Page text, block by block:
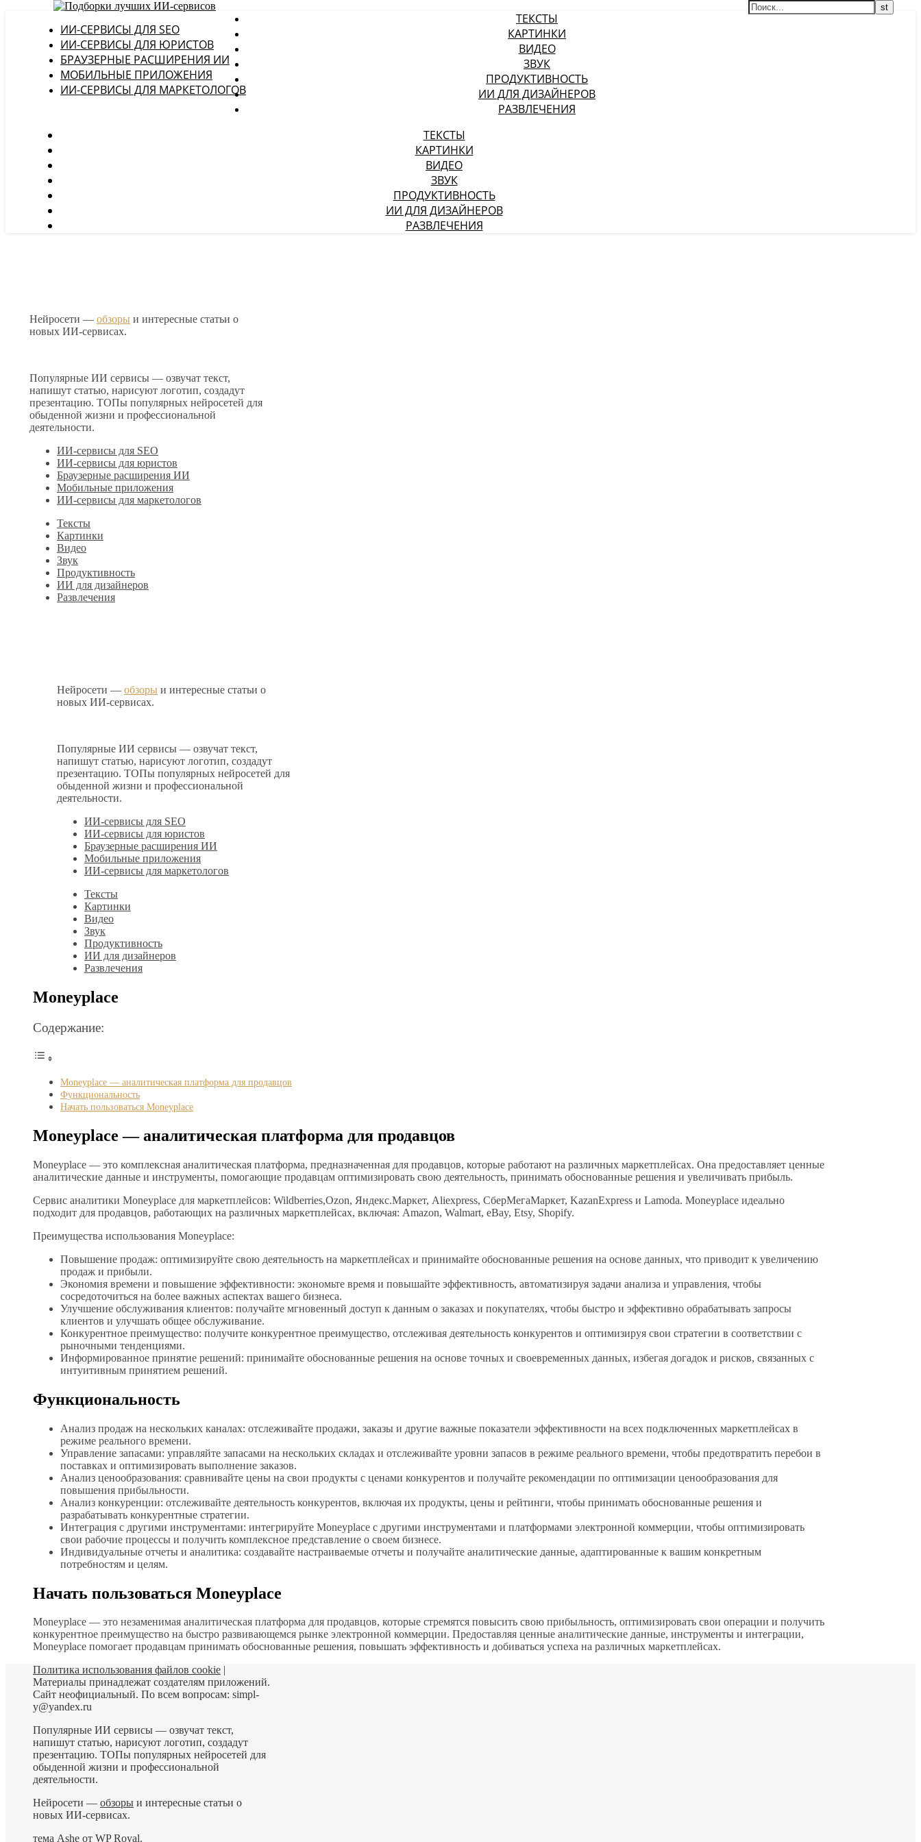
ИИ-СЕРВИСЫ ДЛЯ SEO
ИИ-СЕРВИСЫ ДЛЯ ЮРИСТОВ
БРАУЗЕРНЫЕ РАСШИРЕНИЯ ИИ
МОБИЛЬНЫЕ ПРИЛОЖЕНИЯ
ИИ-СЕРВИСЫ ДЛЯ МАРКЕТОЛОГОВ
ТЕКСТЫ
КАРТИНКИ
ВИДЕО
ЗВУК
ПРОДУКТИВНОСТЬ
ИИ ДЛЯ ДИЗАЙНЕРОВ
РАЗВЛЕЧЕНИЯ
ТЕКСТЫ
КАРТИНКИ
ВИДЕО
ЗВУК
ПРОДУКТИВНОСТЬ
ИИ ДЛЯ ДИЗАЙНЕРОВ
РАЗВЛЕЧЕНИЯ
Нейросети — обзоры и интересные статьи о
новых ИИ-сервисах.
Популярные ИИ сервисы — озвучат текст,
напишут статью, нарисуют логотип, создадут
презентацию. ТОПы популярных нейросетей для
обыденной жизни и профессиональной
деятельности.
ИИ-сервисы для SEO
ИИ-сервисы для юристов
Браузерные расширения ИИ
Мобильные приложения
ИИ-сервисы для маркетологов
Тексты
Картинки
Видео
Звук
Продуктивность
ИИ для дизайнеров
Развлечения
Нейросети — обзоры и интересные статьи о
новых ИИ-сервисах.
Популярные ИИ сервисы — озвучат текст,
напишут статью, нарисуют логотип, создадут
презентацию. ТОПы популярных нейросетей для
обыденной жизни и профессиональной
деятельности.
ИИ-сервисы для SEO
ИИ-сервисы для юристов
Браузерные расширения ИИ
Мобильные приложения
ИИ-сервисы для маркетологов
Тексты
Картинки
Видео
Звук
Продуктивность
ИИ для дизайнеров
Развлечения
Moneyplace
Содержание:
Moneyplace — аналитическая платформа для продавцов
Функциональность
Начать пользоваться Moneyplace
Moneyplace — аналитическая платформа для продавцов
Moneyplace — это комплексная аналитическая платформа, предназначенная для продавцов, которые работают на различных маркетплейсах. Она предоставляет ценные
аналитические данные и инструменты, помогающие продавцам оптимизировать свою деятельность, принимать обоснованные решения и увеличивать прибыль.
Сервис аналитики Moneyplace для маркетплейсов: Wildberries,Ozon, Яндекс.Маркет, Aliexpress, СберМегаМаркет, KazanExpress и Lamoda. Moneyplace идеально
подходит для продавцов, работающих на различных маркетплейсах, включая: Amazon, Walmart, eBay, Etsy, Shopify.
Преимущества использования Moneyplace:
Повышение продаж: оптимизируйте свою деятельность на маркетплейсах и принимайте обоснованные решения на основе данных, что приводит к увеличению
продаж и прибыли.
Экономия времени и повышение эффективности: экономьте время и повышайте эффективность, автоматизируя задачи анализа и управления, чтобы
сосредоточиться на более важных аспектах вашего бизнеса.
Улучшение обслуживания клиентов: получайте мгновенный доступ к данным о заказах и покупателях, чтобы быстро и эффективно обрабатывать запросы
клиентов и улучшать общее обслуживание.
Конкурентное преимущество: получите конкурентное преимущество, отслеживая деятельность конкурентов и оптимизируя свои стратегии в соответствии с
рыночными тенденциями.
Информированное принятие решений: принимайте обоснованные решения на основе точных и своевременных данных, избегая догадок и рисков, связанных с
интуитивным принятием решений.
Функциональность
Анализ продаж на нескольких каналах: отслеживайте продажи, заказы и другие важные показатели эффективности на всех подключенных маркетплейсах в
режиме реального времени.
Управление запасами: управляйте запасами на нескольких складах и отслеживайте уровни запасов в режиме реального времени, чтобы предотвратить перебои в
поставках и оптимизировать выполнение заказов.
Анализ ценообразования: сравнивайте цены на свои продукты с ценами конкурентов и получайте рекомендации по оптимизации ценообразования для
повышения прибыльности.
Анализ конкуренции: отслеживайте деятельность конкурентов, включая их продукты, цены и рейтинги, чтобы принимать обоснованные решения и
разрабатывать конкурентные стратегии.
Интеграция с другими инструментами: интегрируйте Moneyplace с другими инструментами и платформами электронной коммерции, чтобы оптимизировать
свои рабочие процессы и получить комплексное представление о своем бизнесе.
Индивидуальные отчеты и аналитика: создавайте настраиваемые отчеты и получайте аналитические данные, адаптированные к вашим конкретным
потребностям и целям.
Начать пользоваться Moneyplace
Moneyplace — это незаменимая аналитическая платформа для продавцов, которые стремятся повысить свою прибыльность, оптимизировать свои операции и получить
конкурентное преимущество на быстро развивающемся рынке электронной коммерции. Предоставляя ценные аналитические данные, инструменты и интеграции,
Moneyplace помогает продавцам принимать обоснованные решения, повышать эффективность и добиваться успеха на различных маркетплейсах.
Политика использования файлов cookie |
Материалы принадлежат создателям приложений.
Сайт неофициальный. По всем вопросам: simpl-
y@yandex.ru
Популярные ИИ сервисы — озвучат текст,
напишут статью, нарисуют логотип, создадут
презентацию. ТОПы популярных нейросетей для
обыденной жизни и профессиональной
деятельности.
Нейросети — обзоры и интересные статьи о
новых ИИ-сервисах.
тема Ashe от WP Royal.